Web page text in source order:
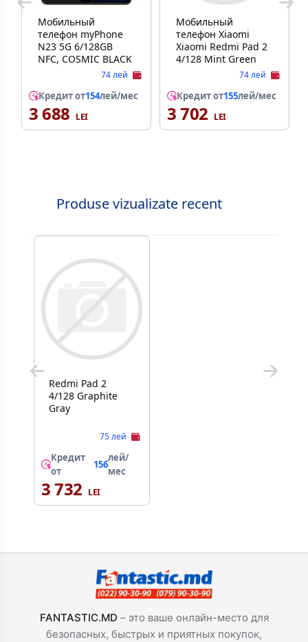
Мобильный
телефон myPhone
N23 5G 6/128GB
NFC, COSMIC BLACK
74 лей
Кредит от154лей/мес
3 688
Мобильный
телефон Xiaomi
Xiaomi Redmi Pad 2
4/128 Mint Green
74 лей
Кредит от155лей/мес
3 702
Produse vizualizate recent
Redmi Pad 2
4/128 Graphite
Gray
75 лей
Кредит
от
156
лей/
мес
3 732
FANTASTIC.MD – это ваше онлайн-место для
безопасных, быстрых и приятных покупок,